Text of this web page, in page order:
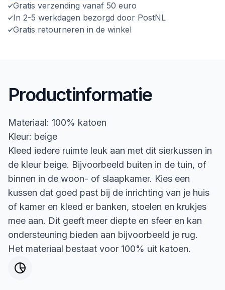
Gratis verzending vanaf 50 euro
In 2-5 werkdagen bezorgd door PostNL
Gratis retourneren in de winkel
Productinformatie
Materiaal: 100% katoen
Kleur: beige
Kleed iedere ruimte leuk aan met dit sierkussen in
de kleur beige. Bijvoorbeeld buiten in de tuin, of
binnen in de woon- of slaapkamer. Kies een
kussen dat goed past bij de inrichting van je huis
of kamer en kleed er banken, stoelen en krukjes
mee aan. Dit geeft meer diepte en sfeer en kan
ondersteuning bieden aan bijvoorbeeld je rug.
Het materiaal bestaat voor 100% uit katoen.